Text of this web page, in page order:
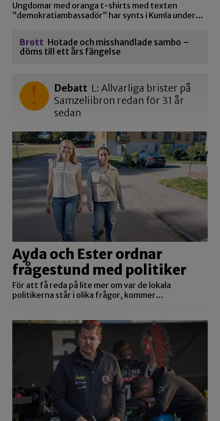
Ungdomar med oranga t-shirts med texten
”demokratiambassadör” har synts i Kumla under…
Brott Hotade och misshandlade sambo –
döms till ett års fängelse
Debatt L: Allvarliga brister på
Samzeliibron redan för 31 år
sedan
Ayda och Ester ordnar
frågestund med politiker
För att få reda på lite mer om var de lokala
politikerna står i olika frågor, kommer…